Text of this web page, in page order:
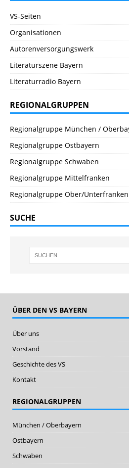
VS-Seiten
Organisationen
Autorenversorgungswerk
Literaturszene Bayern
Literaturradio Bayern
REGIONALGRUPPEN
Regionalgruppe München /
Regionalgruppe Ostbayern
Regionalgruppe Schwaben
Regionalgruppe Mittelfranken
Regionalgruppe Ober/Unterfranken
SUCHE
ÜBER DEN VS BAYERN
Über uns
Vorstand
Geschichte des VS
Kontakt
REGIONALGRUPPEN
München / Oberbayern
Ostbayern
Schwaben